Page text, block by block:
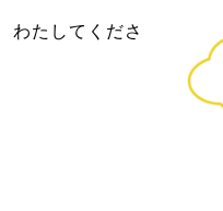
わたしてくださ